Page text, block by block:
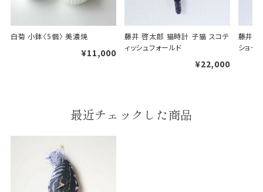
包装紙でお包みできない一部
の商品は、ギフト袋にお入れい
手提袋はお付けできません。
手提げ袋について
ご注文時に、ご希望枚数をご記入ください。
A:京名所 袋
白菊 小鉢〈5個〉 美濃焼
¥11,000
藤井 啓太郎 猫時計 子猫 スコテ
ィッシュフォールド
¥22,000
藤井
ショー
最近チェックした商品